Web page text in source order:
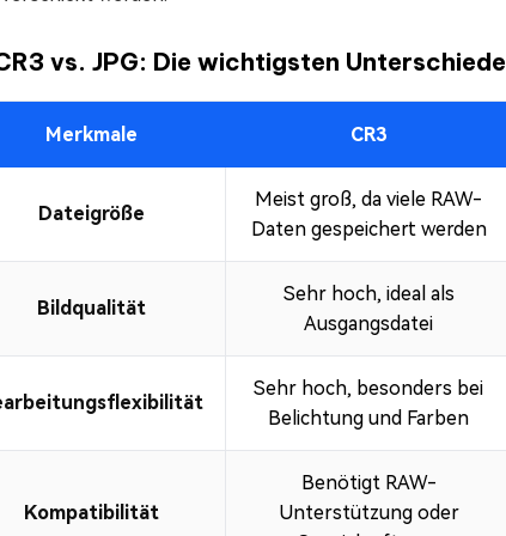
vs. JPG: Die wichtigsten Unterschiede
Merkmale CR3
Dateigröße
Meist groß, da viele RAW-
Daten gespeichert werden
Bildqualität
Sehr hoch, ideal als
Ausgangsdatei
Sehr hoch, besonders bei
Belichtung und Farben
Kompatibilität
Benötigt RAW-
Unterstützung oder